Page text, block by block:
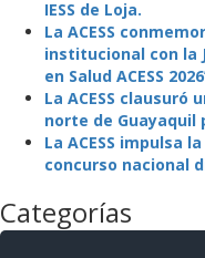
IESS de Loja.
La ACESS
institucional con la
en Salud ACESS
La ACESS
norte de
La ACESS impulsa
concurso nacional
Categorías